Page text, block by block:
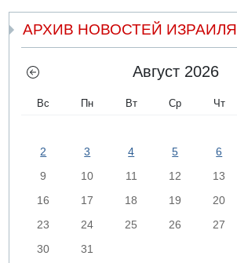
АРХИВ НОВОСТЕЙ ИЗРАИЛЯ
Август 2026
Вс Пн Вт Ср Чт
2
3 4 5 6
9
10 11 12 13
16
17 18 19 20
23
24 25 26 27
30
31